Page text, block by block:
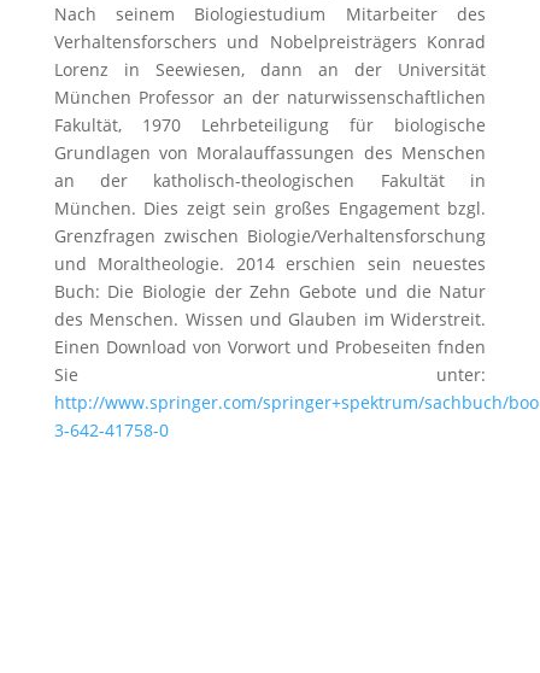
Nach seinem Biologiestudium Mitarbeiter des
Verhaltensforschers und Nobelpreisträgers Konrad
Lorenz in Seewiesen, dann an der Universität
München Professor an der naturwissenschaftlichen
Fakultät, 1970 Lehrbeteiligung für biologische
Grundlagen von Moralauffassungen des Menschen
an der katholisch-theologischen Fakultät in
München. Dies zeigt sein großes Engagement bzgl.
Grenzfragen zwischen Biologie/Verhaltensforschung
und Moraltheologie. 2014 erschien sein neuestes
Buch: Die Biologie der Zehn Gebote und die Natur
des Menschen. Wissen und Glauben im Widerstreit.
Einen Download von Vorwort und Probeseiten fnden
Sie unter:
http://www.springer.com/springer+spektrum/sachbuch/
3-642-41758-0